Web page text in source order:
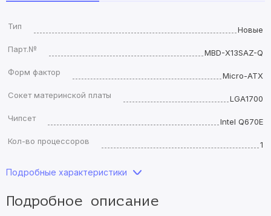
Тип
Новые
Парт.№
MBD-X13SAZ-Q
Форм фактор
Micro-ATX
Сокет материнской платы
LGA1700
Чипсет
Intel Q670E
Кол-во процессоров
1
Подробные характеристики
Подробное описание